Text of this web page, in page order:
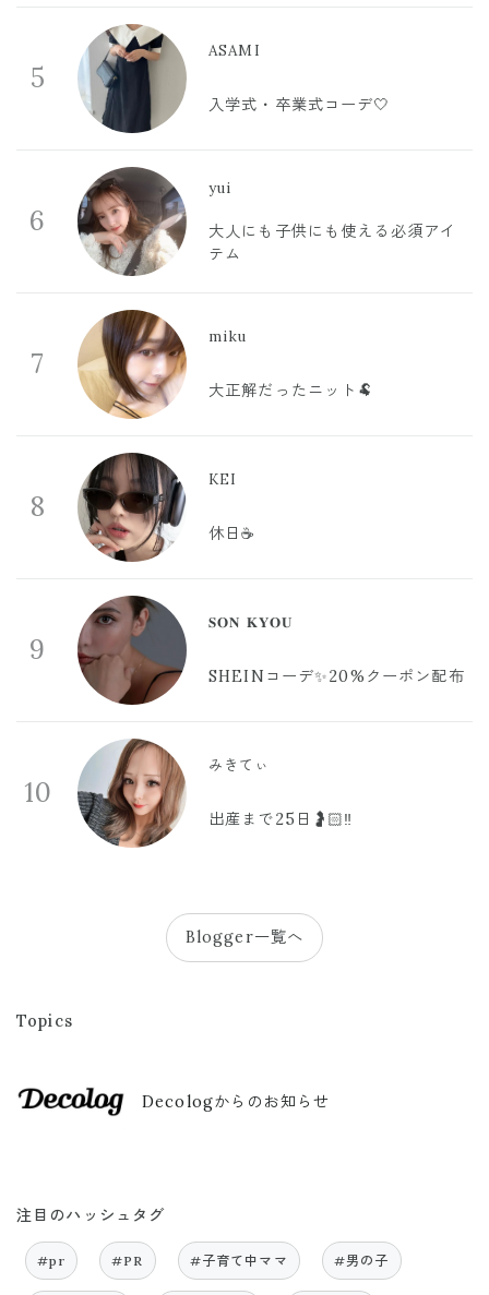
5
ASAMI
入学式・卒業式コーデ🤍
6
yui
大人にも子供にも使える必須アイ
テム
7
miku
大正解だったニット🐏
8
KEI
休日☕️
9
𝐒𝐎𝐍 𝐊𝐘𝐎𝐔
SHEINコーデ✨20%クーポン配布
10
みきてぃ
出産まで25日🤰🏻‼️
Blogger一覧へ
Topics
Decologからのお知らせ
注目のハッシュタグ
#pr #PR #子育て中ママ #男の子